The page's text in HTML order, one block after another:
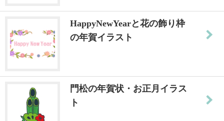
HappyNewYearと花の飾り枠
の年賀イラスト
門松の年賀状・お正月イラス
ト